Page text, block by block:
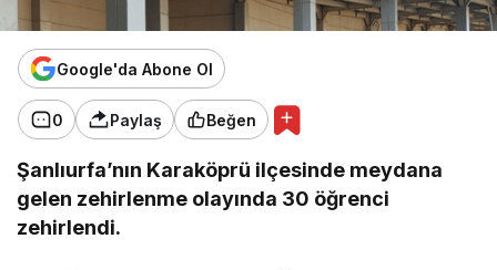
Google'da Abone Ol
0 Paylaş Beğen
Şanlıurfa’nın Karaköprü ilçesinde meydana
gelen zehirlenme olayında 30 öğrenci
zehirlendi.